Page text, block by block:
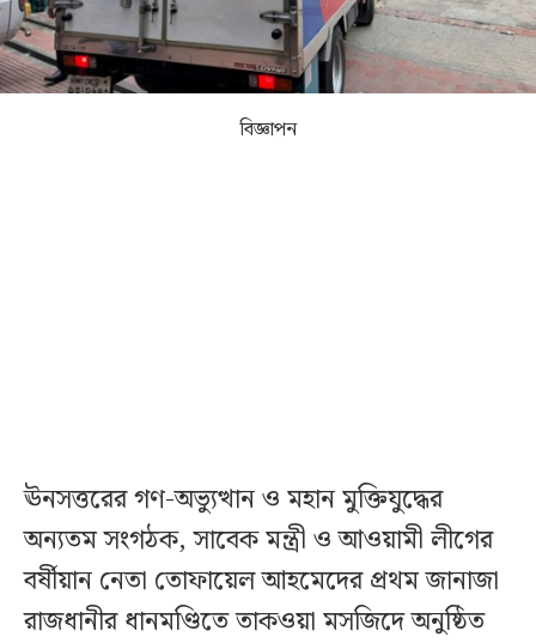
বিজ্ঞাপন
ঊনসত্তরের গণ-অভ্যুত্থান ও মহান মুক্তিযুদ্ধের
অন্যতম সংগঠক, সাবেক মন্ত্রী ও আওয়ামী লীগের
বর্ষীয়ান নেতা তোফায়েল আহমেদের প্রথম জানাজা
রাজধানীর ধানমণ্ডিতে তাকওয়া মসজিদে অনুষ্ঠিত